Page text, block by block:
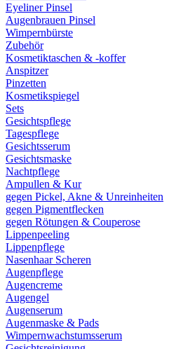
Eyeliner Pinsel
Augenbrauen Pinsel
Wimpernbürste
Zubehör
Kosmetiktaschen & -koffer
Anspitzer
Pinzetten
Kosmetikspiegel
Sets
Gesichtspflege
Tagespflege
Gesichtsserum
Gesichtsmaske
Nachtpflege
Ampullen & Kur
gegen Pickel, Akne & Unreinheiten
gegen Pigmentflecken
gegen Rötungen & Couperose
Lippenpeeling
Lippenpflege
Nasenhaar Scheren
Augenpflege
Augencreme
Augengel
Augenserum
Augenmaske & Pads
Wimpernwachstumsserum